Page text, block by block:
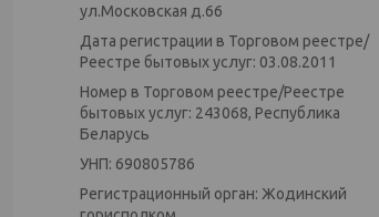
ул.Московская д.66
Дата регистрации в Торговом реестре/
Реестре бытовых услуг: 03.08.2011
Номер в Торговом реестре/Реестре
бытовых услуг: 243068, Республика
Беларусь
УНП: 690805786
Регистрационный орган: Жодинский